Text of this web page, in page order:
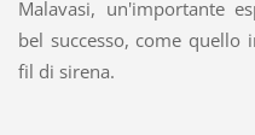
Malavasi, un'importante
bel successo, come
fil di sirena.